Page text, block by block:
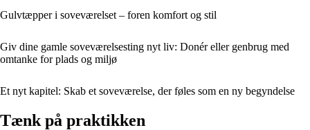
Gulvtæpper i soveværelset – foren komfort og stil
Giv dine gamle soveværelsesting nyt liv: Donér eller genbrug med
omtanke for plads og miljø
Et nyt kapitel: Skab et soveværelse, der føles som en ny begyndelse
Tænk på praktikken